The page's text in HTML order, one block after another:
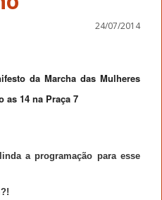
24/07/2014
da Marcha das Mulheres
as 14 na Praça 7
a programação para esse